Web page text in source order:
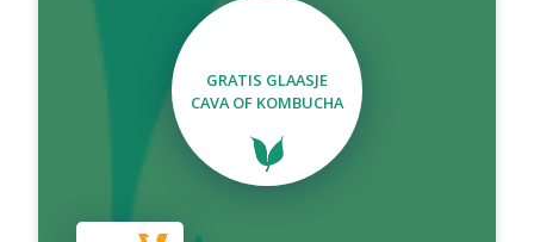
GRATIS GLAASJE
CAVA OF KOMBUCHA